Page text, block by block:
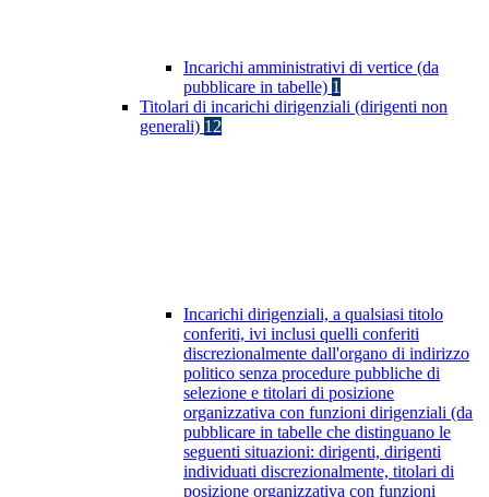
Incarichi amministrativi di vertice (da
pubblicare in tabelle) 1
Titolari di incarichi dirigenziali (dirigenti non
generali) 12
Incarichi dirigenziali, a qualsiasi titolo
conferiti, ivi inclusi quelli conferiti
discrezionalmente dall'organo di indirizzo
politico senza procedure pubbliche di
selezione e titolari di posizione
organizzativa con funzioni dirigenziali (da
pubblicare in tabelle che distinguano le
seguenti situazioni: dirigenti, dirigenti
individuati discrezionalmente, titolari di
posizione organizzativa con funzioni